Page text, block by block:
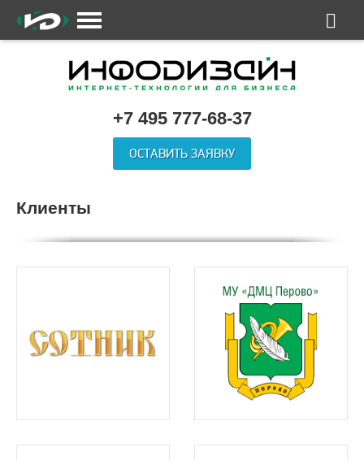
+7 495 777-68-37
ОСТАВИТЬ ЗАЯВКУ
Клиенты